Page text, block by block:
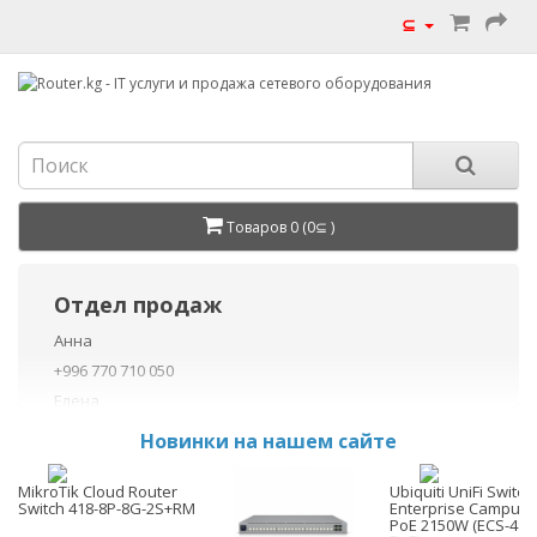
⊆
Товаров 0 (0⊆ )
Отдел продаж
Анна
+996 770 710 050
Елена
+996 770 710 040
+996 755 710 050
Данил
+996 775 710 060
Новинки на нашем сайте
MikroTik Cloud Router
Switch 418-8P-8G-2S+RM
Ubiquiti UniFi Switch
Enterprise Campus
PoE 2150W (ECS-